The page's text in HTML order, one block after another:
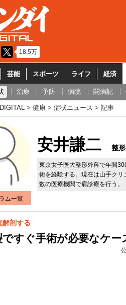
18.5万
芸能 スポーツ ライフ 経済
治療 予防 病院 闘病記
健康 症状ニュース 記事
ム一覧
安井謙二 整
東京女子医大整形外科で年間
術を経験する。現在は山手ク
数の医療機関で肩診療を行う。
解剖する
ですぐ手術が必要なケ